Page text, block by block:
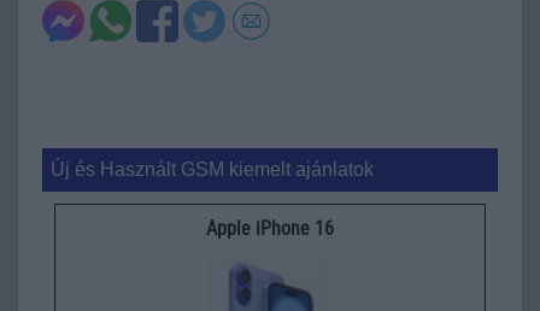
Új és Használt GSM kiemelt ajánlatok
Apple iPhone 16